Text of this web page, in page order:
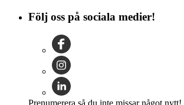
Följ oss på sociala medier!
Prenumerera så du inte missar något nytt!